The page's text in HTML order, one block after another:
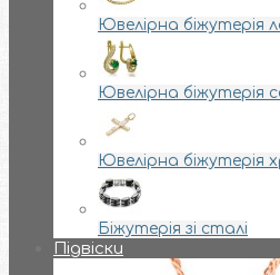
Ювелірна біжутерія
Ювелірна біжутерія
Ювелірна біжутерія
Біжутерія зі сталі
Підвіски